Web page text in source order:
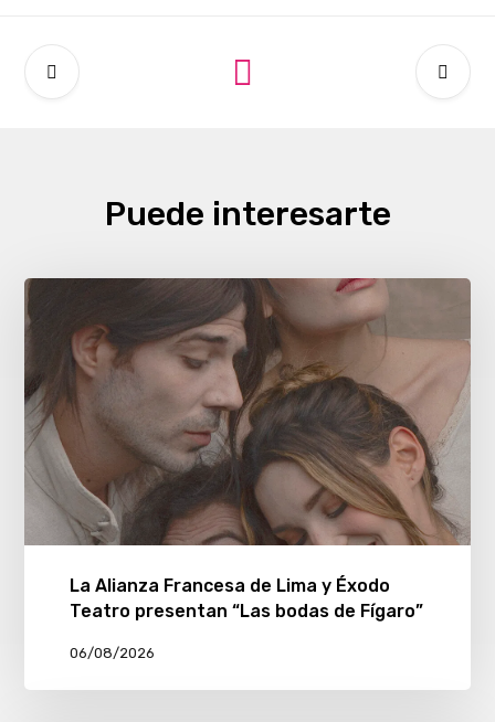
Puede interesarte
La Alianza Francesa de Lima y Éxodo
Teatro presentan “Las bodas de Fígaro”
06/08/2026